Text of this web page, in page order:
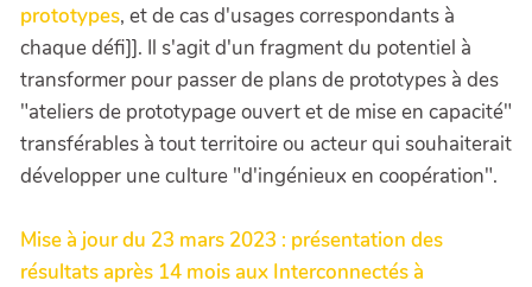
prototypes, et de cas d'usages correspondants à
chaque défi]]. Il s'agit d'un fragment du potentiel à
transformer pour passer de plans de prototypes à des
"ateliers de prototypage ouvert et de mise en capacité"
transférables à tout territoire ou acteur qui souhaiterait
développer une culture "d'ingénieux en coopération".
Mise à jour du 23 mars 2023 : présentation des
résultats après 14 mois aux Interconnectés à